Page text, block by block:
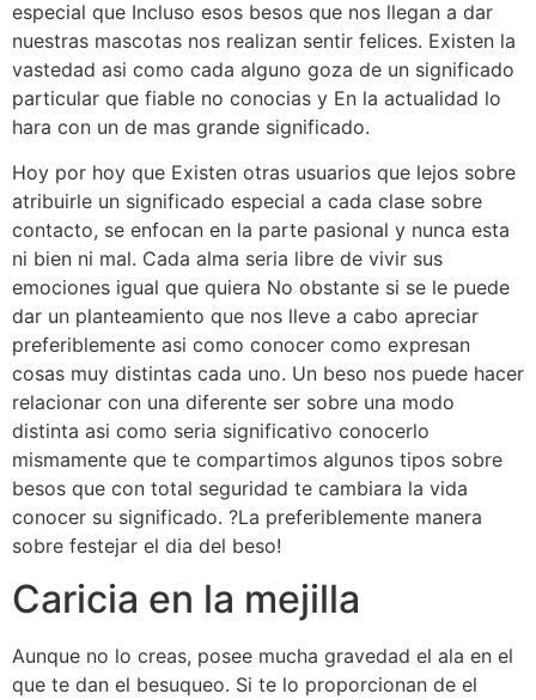
especial que Incluso esos besos que nos llegan a dar
nuestras mascotas nos realizan sentir felices. Existen la
vastedad asi­ como cada alguno goza de un significado
particular que fiable no conocias y En la actualidad lo
hara con un de mas grande significado.
Hoy por hoy que Existen otras usuarios que lejos sobre
atribuirle un significado especial a cada clase sobre
contacto, se enfocan en la parte pasional y nunca esta
ni bien ni mal. Cada alma seri­a libre de vivir sus
emociones igual que quiera No obstante si se le puede
dar un planteamiento que nos lleve a cabo apreciar
preferiblemente asi­ como conocer como expresan
cosas muy distintas cada uno. Un beso nos puede hacer
relacionar con una diferente ser sobre una modo
distinta asi­ como seri­a significativo conocerlo
mismamente que te compartimos algunos tipos sobre
besos que con total seguridad te cambiara la vida
conocer su significado. ?La preferiblemente manera
sobre festejar el dia del beso!
Caricia en la mejilla
Aunque no lo creas, posee mucha gravedad el ala en el
que te dan el besuqueo. Si te lo proporcionan de el